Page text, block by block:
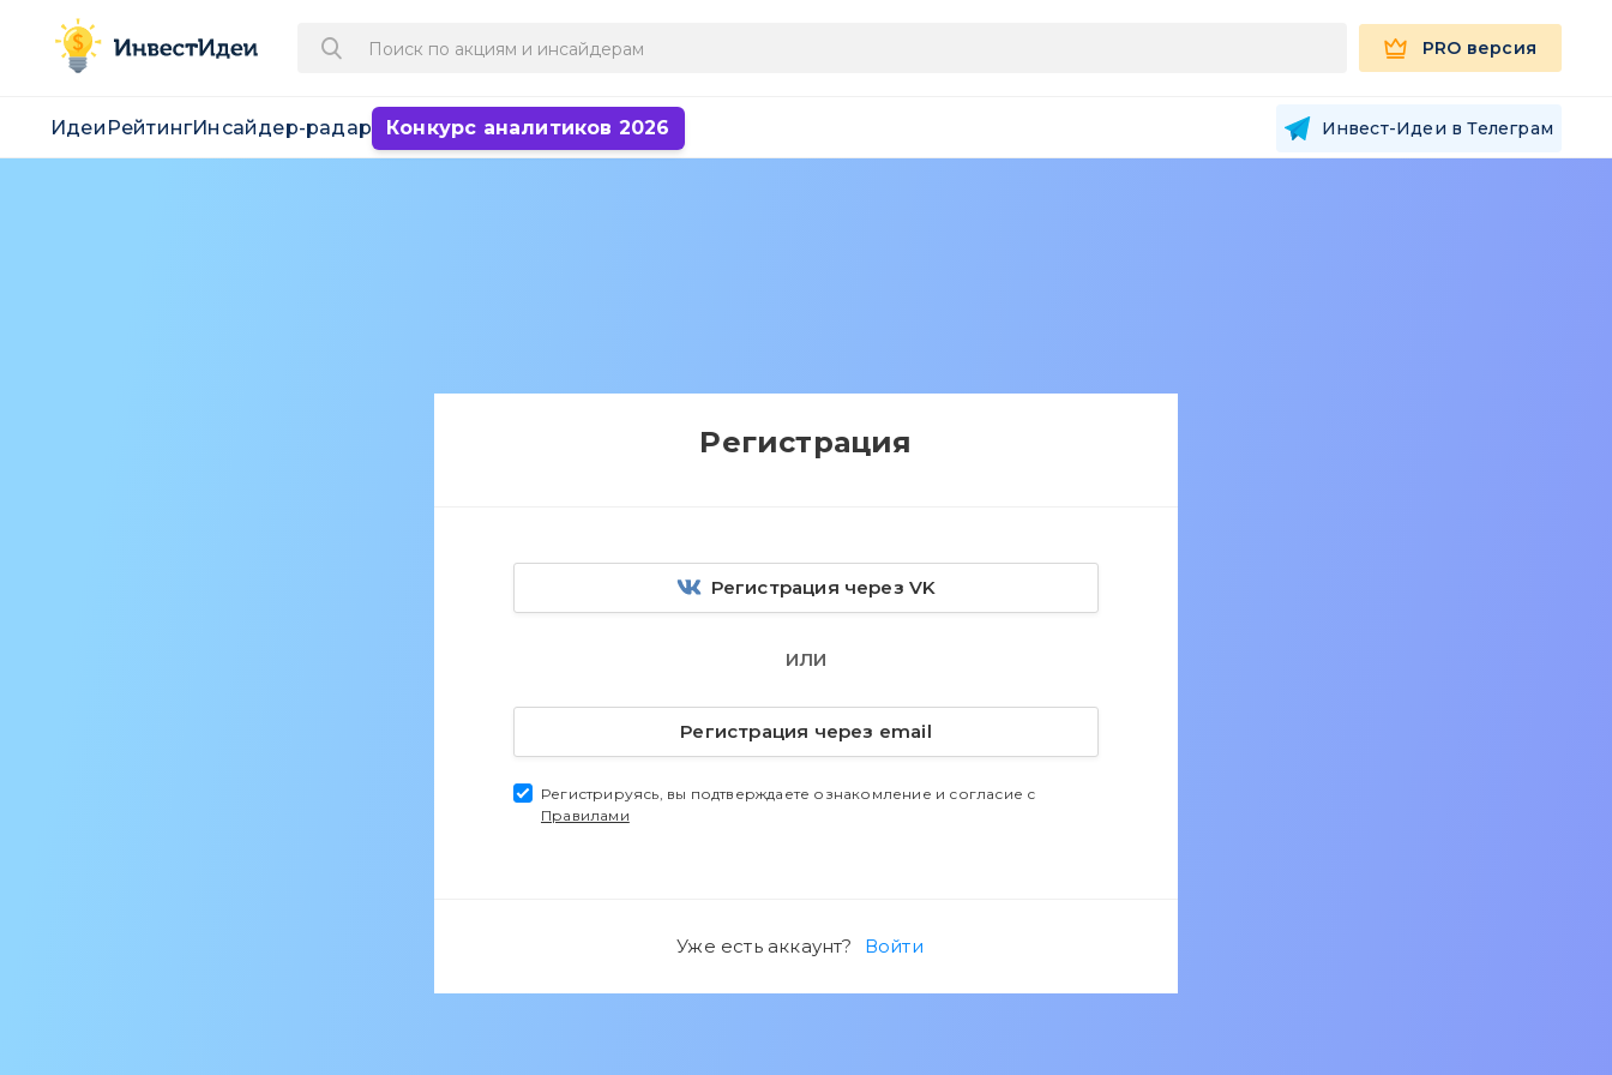
PRO версия
Идеи РейтингИнсайдер-радар Конкурс аналитиков 2026 Инвест-Идеи в Телеграм
Регистрация
Регистрация через VK
ИЛИ
Регистрация через email
Регистрируясь, вы подтверждаете ознакомление и согласие с
Правилами
Уже есть аккаунт? Войти